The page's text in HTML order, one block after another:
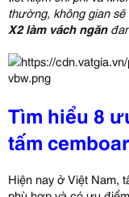
thường, không gian
X2 làm vách ngăn
Tìm hiểu 8
tấm
Hiện nay ở Việt Nam,